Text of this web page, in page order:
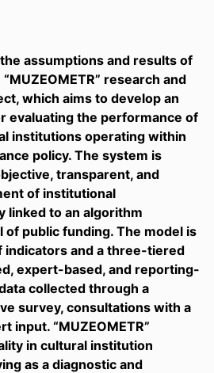
assumptions and results of
research and
which aims to develop an
evaluating the performance of
institutions operating within
policy. The system is
transparent, and
of institutional
linked to an algorithm
public funding. The model is
indicators and a three-tiered
expert-based, and reporting-
collected through a
survey, consultations with a
input. “MUZEOMETR”
in cultural institution
as a diagnostic and